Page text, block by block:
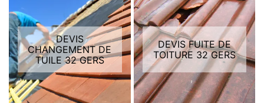
DEVIS
CHANGEMENT DE
TUILE 32 GERS
DEVIS FUITE DE
TOITURE 32 GERS